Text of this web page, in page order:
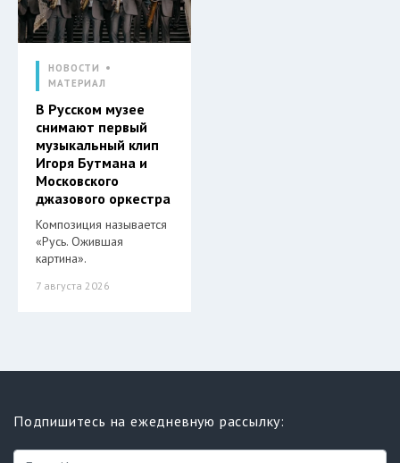
НОВОСТИ
МАТЕРИАЛ
В Русском музее
снимают первый
музыкальный клип
Игоря Бутмана и
Московского
джазового оркестра
Композиция называется
«Русь. Ожившая
картина».
7 августа 2026
Подпишитесь на ежедневную рассылку: